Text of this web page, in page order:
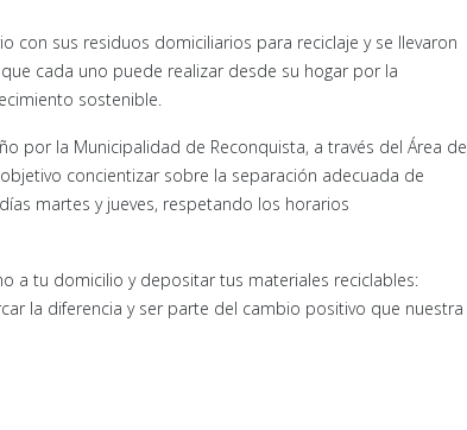
con sus residuos domiciliarios para reciclaje y se llevaron
cada uno puede realizar desde su hogar por la
sostenible.
por la Municipalidad de Reconquista, a través del Área de
concientizar sobre la separación adecuada de
martes y jueves, respetando los horarios
a tu domicilio y depositar tus materiales reciclables:
la diferencia y ser parte del cambio positivo que nuestra